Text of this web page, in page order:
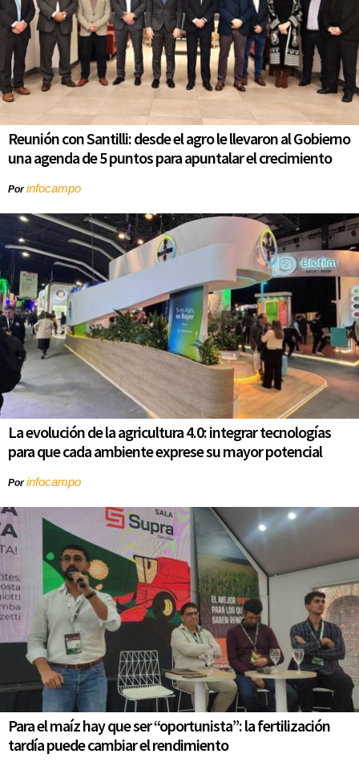
Reunión con Santilli: desde el agro le llevaron al Gobierno
una agenda de 5 puntos para apuntalar el crecimiento
Porinfocampo
La evolución de la agricultura 4.0: integrar tecnologías
para que cada ambiente exprese su mayor potencial
Porinfocampo
Para el maíz hay que ser “oportunista”: la fertilización
tardía puede cambiar el rendimiento